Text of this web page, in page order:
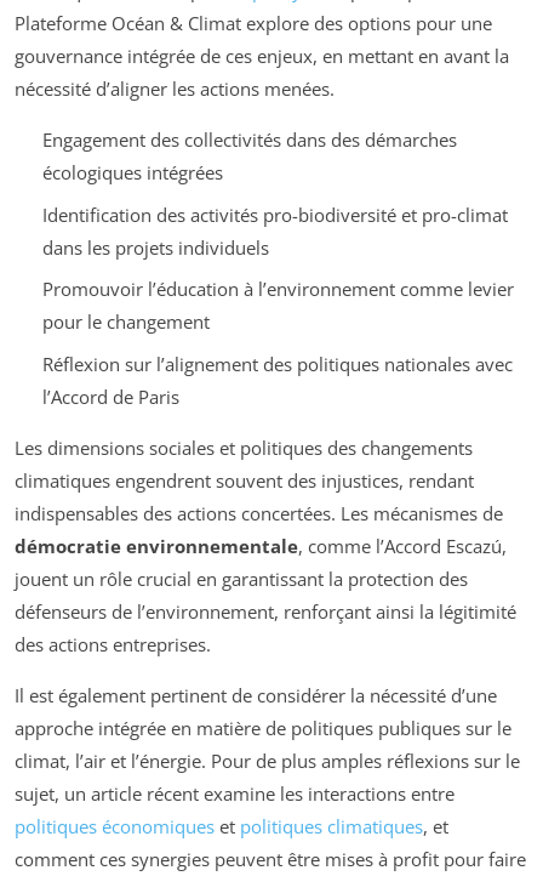
Plateforme Océan & Climat explore des options pour une
gouvernance intégrée de ces enjeux, en mettant en avant la
nécessité d’aligner les actions menées.
Engagement des collectivités dans des démarches
écologiques intégrées
Identification des activités pro-biodiversité et pro-climat
dans les projets individuels
Promouvoir l’éducation à l’environnement comme levier
pour le changement
Réflexion sur l’alignement des politiques nationales avec
l’Accord de Paris
Les dimensions sociales et politiques des changements
climatiques engendrent souvent des injustices, rendant
indispensables des actions concertées. Les mécanismes de
démocratie environnementale, comme l’Accord Escazú,
jouent un rôle crucial en garantissant la protection des
défenseurs de l’environnement, renforçant ainsi la légitimité
des actions entreprises.
Il est également pertinent de considérer la nécessité d’une
approche intégrée en matière de politiques publiques sur le
climat, l’air et l’énergie. Pour de plus amples réflexions sur le
sujet, un article récent examine les interactions entre
politiques économiques et politiques climatiques, et
comment ces synergies peuvent être mises à profit pour faire